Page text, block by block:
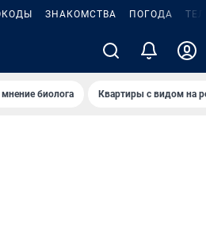
ЗНАКОМСТВА ПОГОДА
биолога Квартиры с видом на